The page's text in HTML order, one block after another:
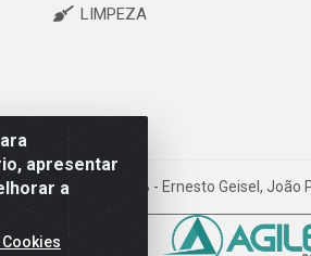
apresentar
a
LIMPEZA
173 Galpão B - Ernesto Geisel,